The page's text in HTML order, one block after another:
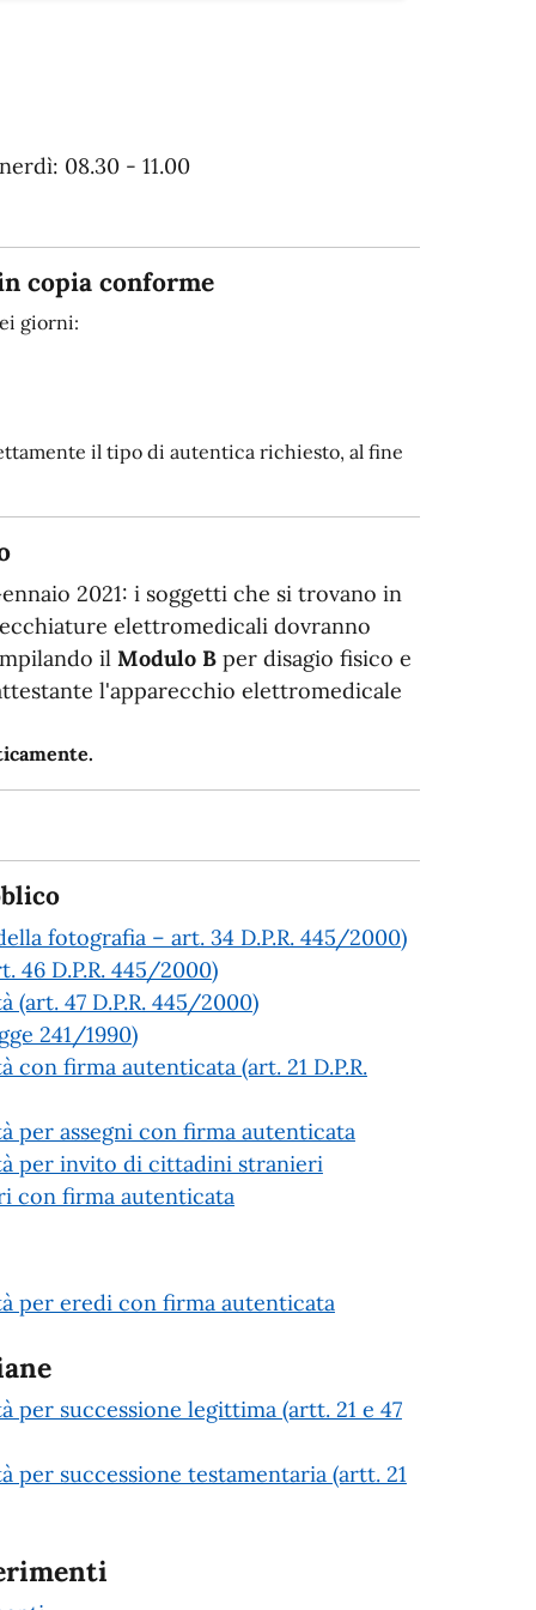
08.30 - 11.00
copia conforme
giorni:
il tipo di autentica richiesto, al fine
2021: i soggetti che si trovano in
elettromedicali dovranno
ilModulo B per disagio fisico e
l'apparecchio elettromedicale
fotografia – art. 34 D.P.R. 445/2000)
46 D.P.R. 445/2000)
47 D.P.R. 445/2000)
241/1990)
firma autenticata (art. 21 D.P.R.
per assegni con firma autenticata
per invito di cittadini stranieri
con firma autenticata
per eredi con firma autenticata
successione legittima (artt. 21 e 47
successione testamentaria (artt. 21